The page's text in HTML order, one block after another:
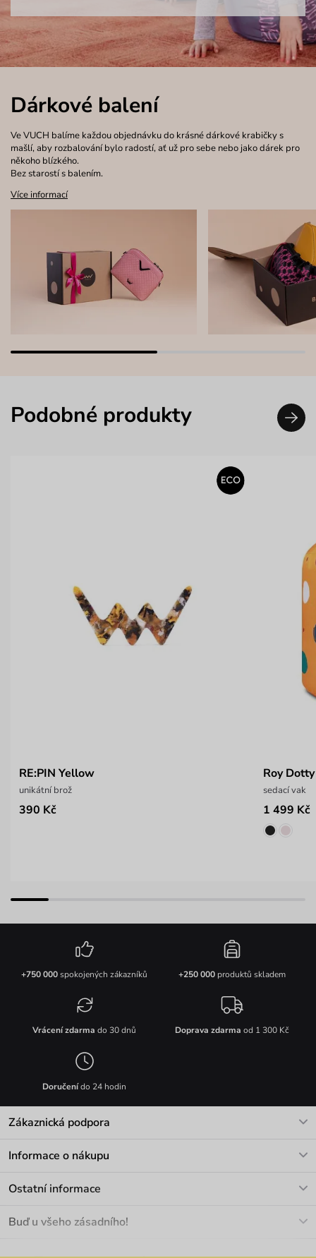
Dárkové balení
Ve VUCH balíme každou objednávku do krásné dárkové krabičky s
mašlí, aby rozbalování bylo radostí, ať už pro sebe nebo jako dárek pro
někoho blízkého.
Bez starostí s balením.
Více informací
Podobné produkty
RE:PIN Yellow
unikátní brož
390 Kč
Roy
sedací vak
1 499 Kč
+750 000spokojených zákazníků +250 000produktů skladem
Vrácení zdarma do 30 dnů Doprava zdarma od 1 300 Kč
Doručenído 24 hodin
Zákaznická podpora
Informace o nákupu
Materiály a údržba
Ostatní informace
Buď u všeho zásadního!